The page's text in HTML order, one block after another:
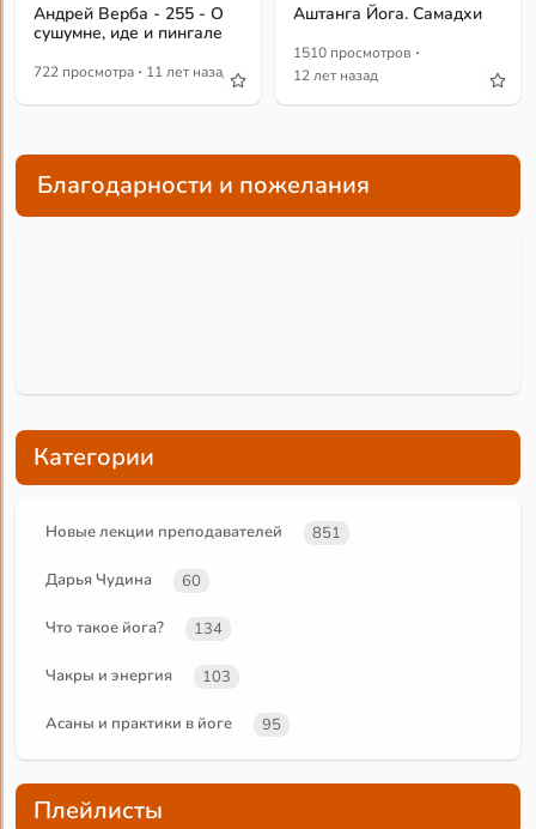
Андрей Верба - 255 - О
сушумне, иде и пингале
722 просмотра · 11 лет назад
Аштанга Йога. Самадхи
1510 просмотров ·
12 лет назад
Благодарности и пожелания
Категории
Новые лекции преподавателей 851
Дарья Чудина 60
Что такое йога? 134
Чакры и энергия 103
Асаны и практики в йоге 95
Плейлисты